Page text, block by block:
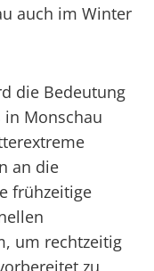
auch im Winter
die Bedeutung
in Monschau
an die
frühzeitige
um rechtzeitig
zu